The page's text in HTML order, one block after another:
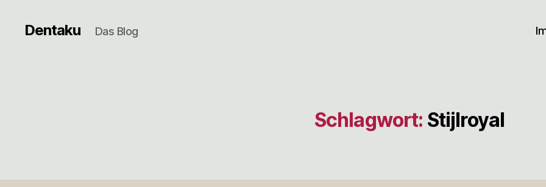
Dentaku Das Blog
Schlagwort: Stijlroyal